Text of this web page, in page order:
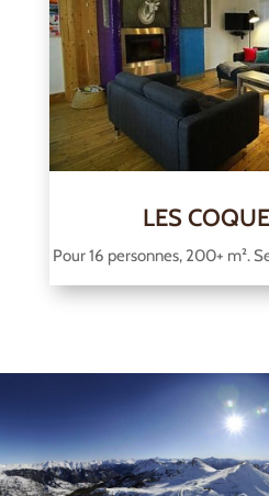
LES
Pour 16 personnes, 200+ m².